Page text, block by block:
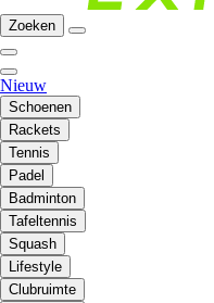
Zoeken
Nieuw
Schoenen
Rackets
Tennis
Padel
Badminton
Tafeltennis
Squash
Lifestyle
Clubruimte